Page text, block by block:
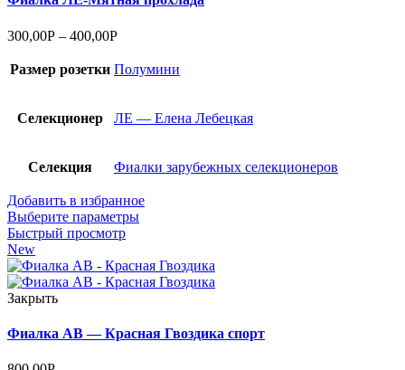
300,00Р – 400,00Р
Размер розетки Полумини
Селекционер ЛЕ — Елена Лебецкая
Селекция Фиалки зарубежных селекционеров
Добавить в избранное
Выберите параметры
Быстрый просмотр
New
Закрыть
Фиалка АВ — Красная Гвоздика спорт